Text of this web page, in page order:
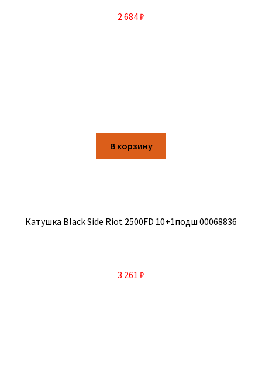
2 684₽
В корзину
Катушка Black Side Riot 2500FD 10+1подш 00068836
3 261 ₽